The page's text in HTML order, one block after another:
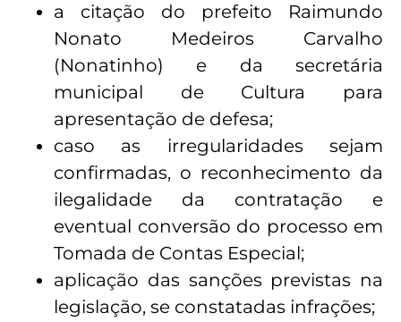
a citação do prefeito Raimundo
Nonato Medeiros Carvalho
(Nonatinho) e da secretária
municipal de Cultura para
apresentação de defesa;
caso as irregularidades sejam
confirmadas, o reconhecimento da
ilegalidade da contratação e
eventual conversão do processo em
Tomada de Contas Especial;
aplicação das sanções previstas na
legislação, se constatadas infrações;